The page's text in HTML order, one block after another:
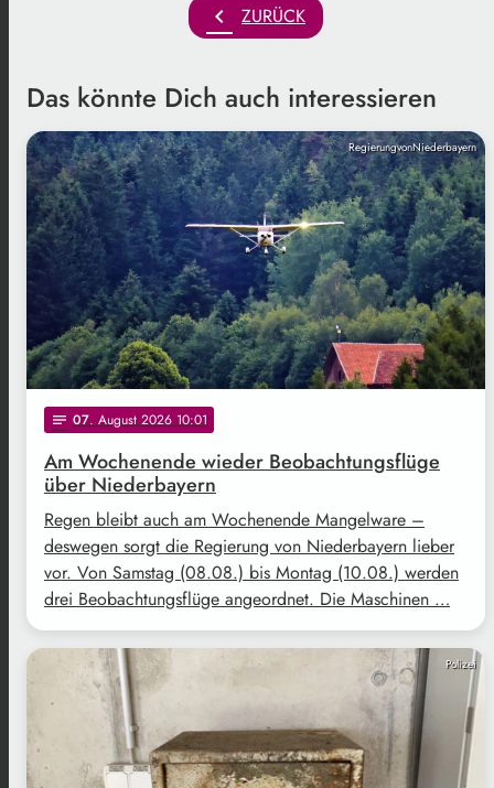
chevron_left ZURÜCK
Das könnte Dich auch interessieren
RegierungvonNiederbayern
notes 07. August 2026 10:01
Am Wochenende wieder Beobachtungsflüge
über Niederbayern
Regen bleibt auch am Wochenende Mangelware –
deswegen sorgt die Regierung von Niederbayern lieber
vor. Von Samstag (08.08.) bis Montag (10.08.) werden
drei Beobachtungsflüge angeordnet. Die Maschinen …
Polizei